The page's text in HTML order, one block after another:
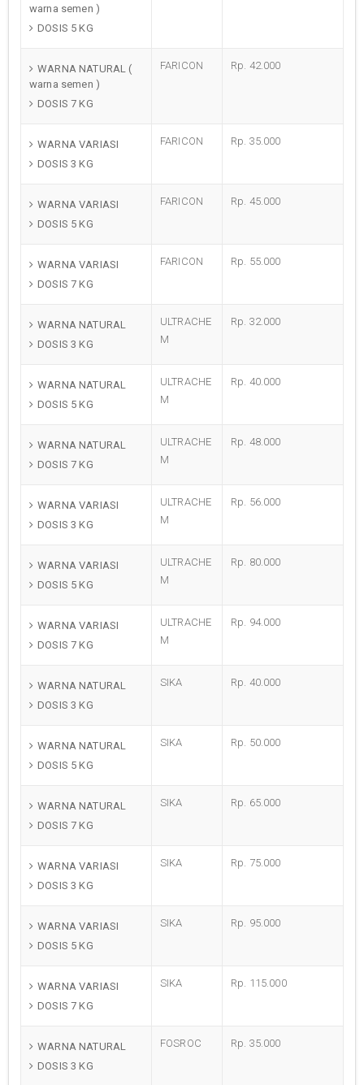
warna semen )
DOSIS 5 KG
WARNA NATURAL (
warna semen )
DOSIS 7 KG
FARICON Rp. 42.000
WARNA VARIASI
DOSIS 3 KG
FARICON Rp. 35.000
WARNA VARIASI
DOSIS 5 KG
FARICON Rp. 45.000
WARNA VARIASI
DOSIS 7 KG
FARICON Rp. 55.000
WARNA NATURAL
DOSIS 3 KG
ULTRACHE
M
Rp. 32.000
WARNA NATURAL
DOSIS 5 KG
ULTRACHE
M
Rp. 40.000
WARNA NATURAL
DOSIS 7 KG
ULTRACHE
M
Rp. 48.000
WARNA VARIASI
DOSIS 3 KG
ULTRACHE
M
Rp. 56.000
WARNA VARIASI
DOSIS 5 KG
ULTRACHE
M
Rp. 80.000
WARNA VARIASI
DOSIS 7 KG
ULTRACHE
M
Rp. 94.000
WARNA NATURAL
DOSIS 3 KG
SIKA Rp. 40.000
WARNA NATURAL
DOSIS 5 KG
SIKA Rp. 50.000
WARNA NATURAL
DOSIS 7 KG
SIKA Rp. 65.000
WARNA VARIASI
DOSIS 3 KG
SIKA Rp. 75.000
WARNA VARIASI
DOSIS 5 KG
SIKA Rp. 95.000
WARNA VARIASI
DOSIS 7 KG
SIKA Rp. 115.000
WARNA NATURAL
DOSIS 3 KG
FOSROC Rp. 35.000